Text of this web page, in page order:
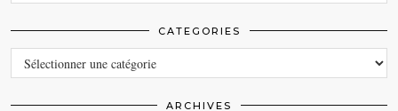
CATEGORIES
CATEGORIES
ARCHIVES